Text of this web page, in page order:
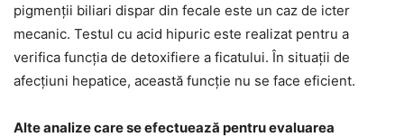
pigmenţii biliari dispar din fecale este un caz de icter
mecanic. Testul cu acid hipuric este realizat pentru a
verifica funcţia de detoxifiere a ficatului. În situaţii de
afecţiuni hepatice, această funcţie nu se face eficient.
Alte analize care se efectuează pentru evaluarea